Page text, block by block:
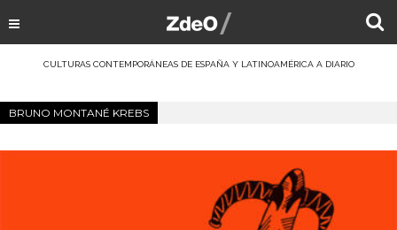
CULTURAS CONTEMPORÁNEAS DE ESPAÑA Y LATINOAMÉRICA A DIARIO
BRUNO MONTANÉ KREBS